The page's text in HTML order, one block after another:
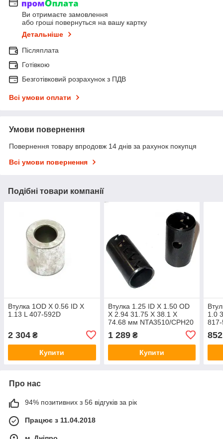
Ви отримаєте замовлення
або гроші повернуться на вашу картку
Детальніше
Післяплата
Готівкою
Безготівковий розрахунок з ПДВ
Всі умови оплати
Умови повернення
Повернення товару впродовж 14 днів за рахунок покупця
Всі умови повернення
Подібні товари компанії
Втулка 1OD X 0.56 ID X
1.13 L 407-592D
2 304 ₴
Купити
Втулка 1.25 ID X 1.50 OD
X 2.94 31.75 X 38.1 X
74.68 мм NTA3510/CPH20
1 289₴
Купити
1.0
852
Про нас
94% позитивних з 56 відгуків за рік
Працює з 11.04.2018